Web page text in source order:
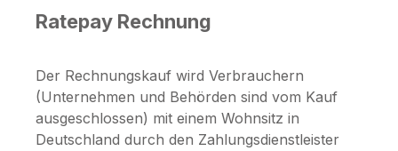
Ratepay Rechnung
Der Rechnungskauf wird Verbrauchern
(Unternehmen und Behörden sind vom Kauf
ausgeschlossen) mit einem Wohnsitz in
Deutschland durch den Zahlungsdienstleister